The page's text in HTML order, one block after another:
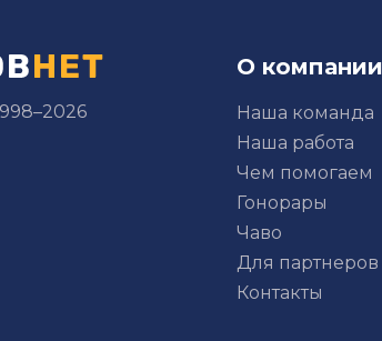
О компании
Наша команда
Наша работа
Чем помогаем
Гонорары
Чаво
Для партнеров
Контакты